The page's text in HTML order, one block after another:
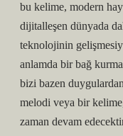
bu kelime, modern
dijitalleşen dünyada
teknolojinin
anlamda bir bağ
bizi bazen
melodi veya bir
zaman devam